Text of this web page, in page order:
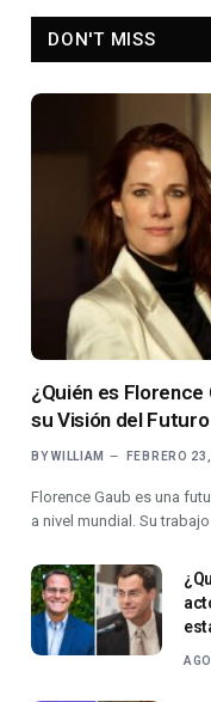
DON'T MISS
¿Quién es
su Visión del Futuro
BY WILLIAM FEBRERO
Florence Gaub es una
a nivel mundial. Su